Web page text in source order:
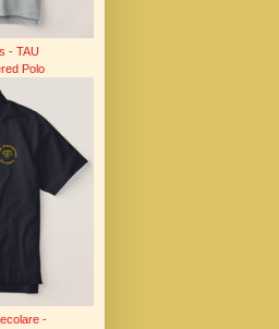
- TAU
Polo
-